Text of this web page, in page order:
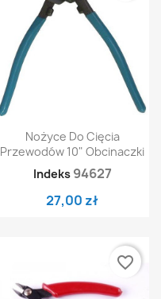
Nożyce Do Cięcia
Przewodów 10" Obcinaczki
Indeks 94627
27,00 zł
favorite_border